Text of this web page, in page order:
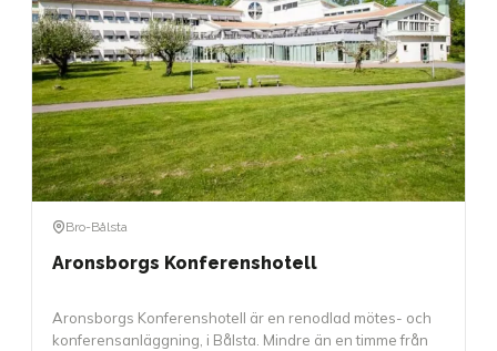
Bro-Bålsta
Aronsborgs Konferenshotell
Aronsborgs Konferenshotell är en renodlad mötes- och
konferensanläggning, i Bålsta. Mindre än en timme från